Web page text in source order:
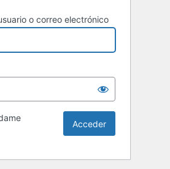
o correo electrónico